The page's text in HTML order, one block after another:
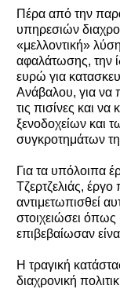
Πέρα από την
υπηρεσιών
«μελλοντική»
αφαλάτωσης, την
ευρώ για
Ανάβαλου, για να
τις πισίνες και
ξενοδοχείων και
συγκροτημάτων
Για τα υπόλοιπα
Τζερτζελιάς,
αντιμετωπισθεί
στοιχειώσει
επιβεβαίωσαν
Η τραγική
διαχρονική